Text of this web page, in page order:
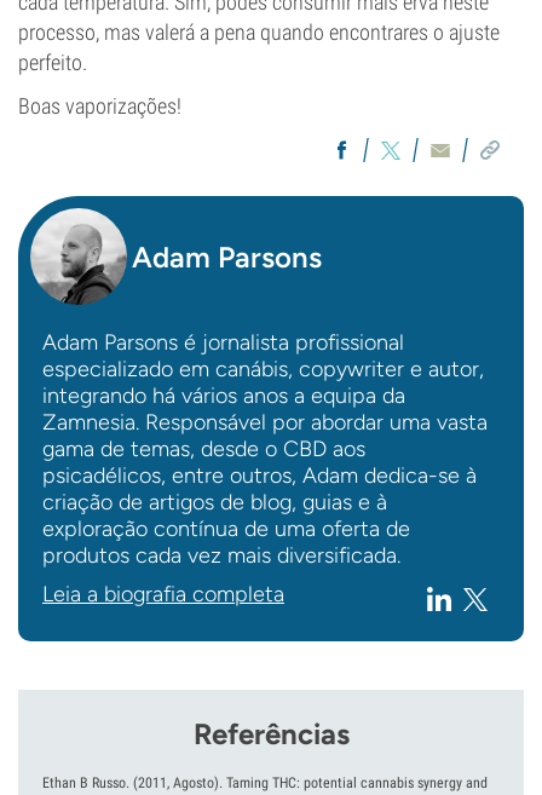
processo, mas valerá a pena quando encontrares o ajuste
perfeito.
Boas vaporizações!
Adam Parsons
Adam Parsons é jornalista profissional
especializado em canábis, copywriter e autor,
integrando há vários anos a equipa da
Zamnesia. Responsável por abordar uma vasta
gama de temas, desde o CBD aos
psicadélicos, entre outros, Adam dedica-se à
criação de artigos de blog, guias e à
exploração contínua de uma oferta de
produtos cada vez mais diversificada.
Leia a biografia completa
Referências
Ethan B Russo. (2011, Agosto). Taming THC: potential cannabis synergy and